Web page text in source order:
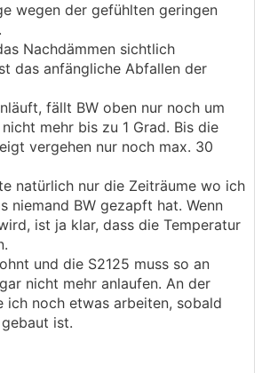
wegen der gefühlten geringen
Nachdämmen sichtlich
das anfängliche Abfallen der
fällt BW oben nur noch um
mehr bis zu 1 Grad. Bis die
vergehen nur noch max. 30
natürlich nur die Zeiträume wo ich
niemand BW gezapft hat. Wenn
ist ja klar, dass die Temperatur
und die S2125 muss so an
nicht mehr anlaufen. An der
ich noch etwas arbeiten, sobald
ist.